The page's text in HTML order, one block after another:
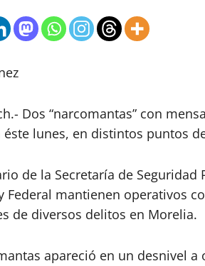
Dos “narcomantas” con
éste lunes, en distintos puntos
de la Secretaría de
Federal mantienen operativos
de diversos delitos en Morelia.
apareció en un desnivel